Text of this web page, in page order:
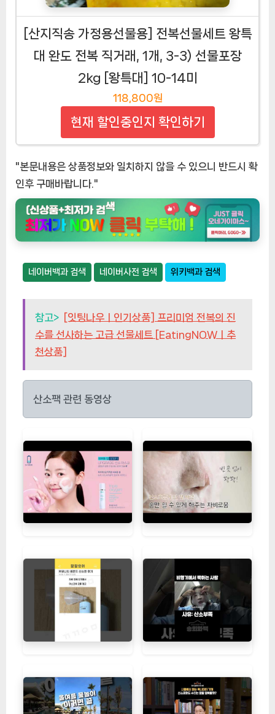
[산지직송 가정용선물용] 전복선물세트 왕특
대 완도 전복 직거래, 1개, 3-3) 선물포장
2kg [왕특대] 10-14미
118,800원
현재 할인중인지 확인하기
"본문내용은 상품정보와 일치하지 않을 수 있으니 반드시 확
인후 구매바랍니다."
네이버백과 검색 네이버사전 검색 위키백과 검색
참고> [잇팅나우ㅣ인기상품] 프리미엄 전복의 진
수를 선사하는 고급 선물세트 [EatingNOWㅣ추
천상품]
산소팩 관련 동영상